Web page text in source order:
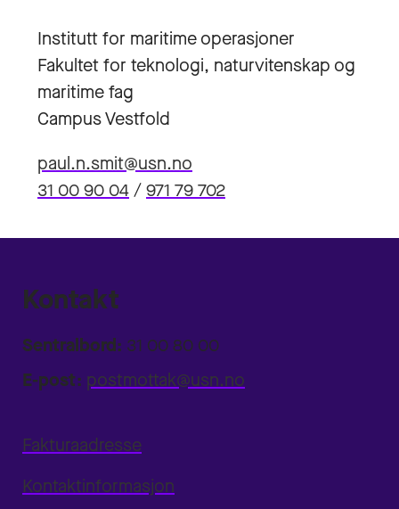
Institutt for maritime operasjoner
Fakultet for teknologi, naturvitenskap og
maritime fag
Campus Vestfold
paul.n.smit@usn.no
31 00 90 04/971 79 702
Kontakt
Sentralbord: 31 00 80 00
E-post: postmottak@usn.no
Fakturaadresse
Kontaktinformasjon